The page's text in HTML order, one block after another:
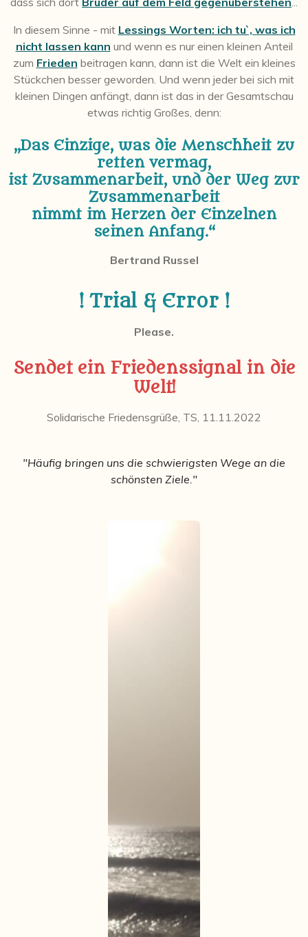
In diesem Sinne - mit Lessings Worten: ich tu`, was ich
nicht lassen kann und wenn es nur einen kleinen Anteil
zum Frieden beitragen kann, dann ist die Welt ein kleines
Stückchen besser geworden. Und wenn jeder bei sich mit
kleinen Dingen anfängt, dann ist das in der Gesamtschau
etwas richtig Großes, denn:
„Das Einzige, was die Menschheit zu
retten vermag,
ist Zusammenarbeit, und der Weg zur
Zusammenarbeit
nimmt im Herzen der Einzelnen
seinen Anfang.“
Bertrand Russel
! Trial & Error !
Please.
Sendet ein Friedenssignal in die
Welt!
Solidarische Friedensgrüße, TS, 11.11.2022
"Häufig bringen uns die schwierigsten Wege an die
schönsten Ziele."